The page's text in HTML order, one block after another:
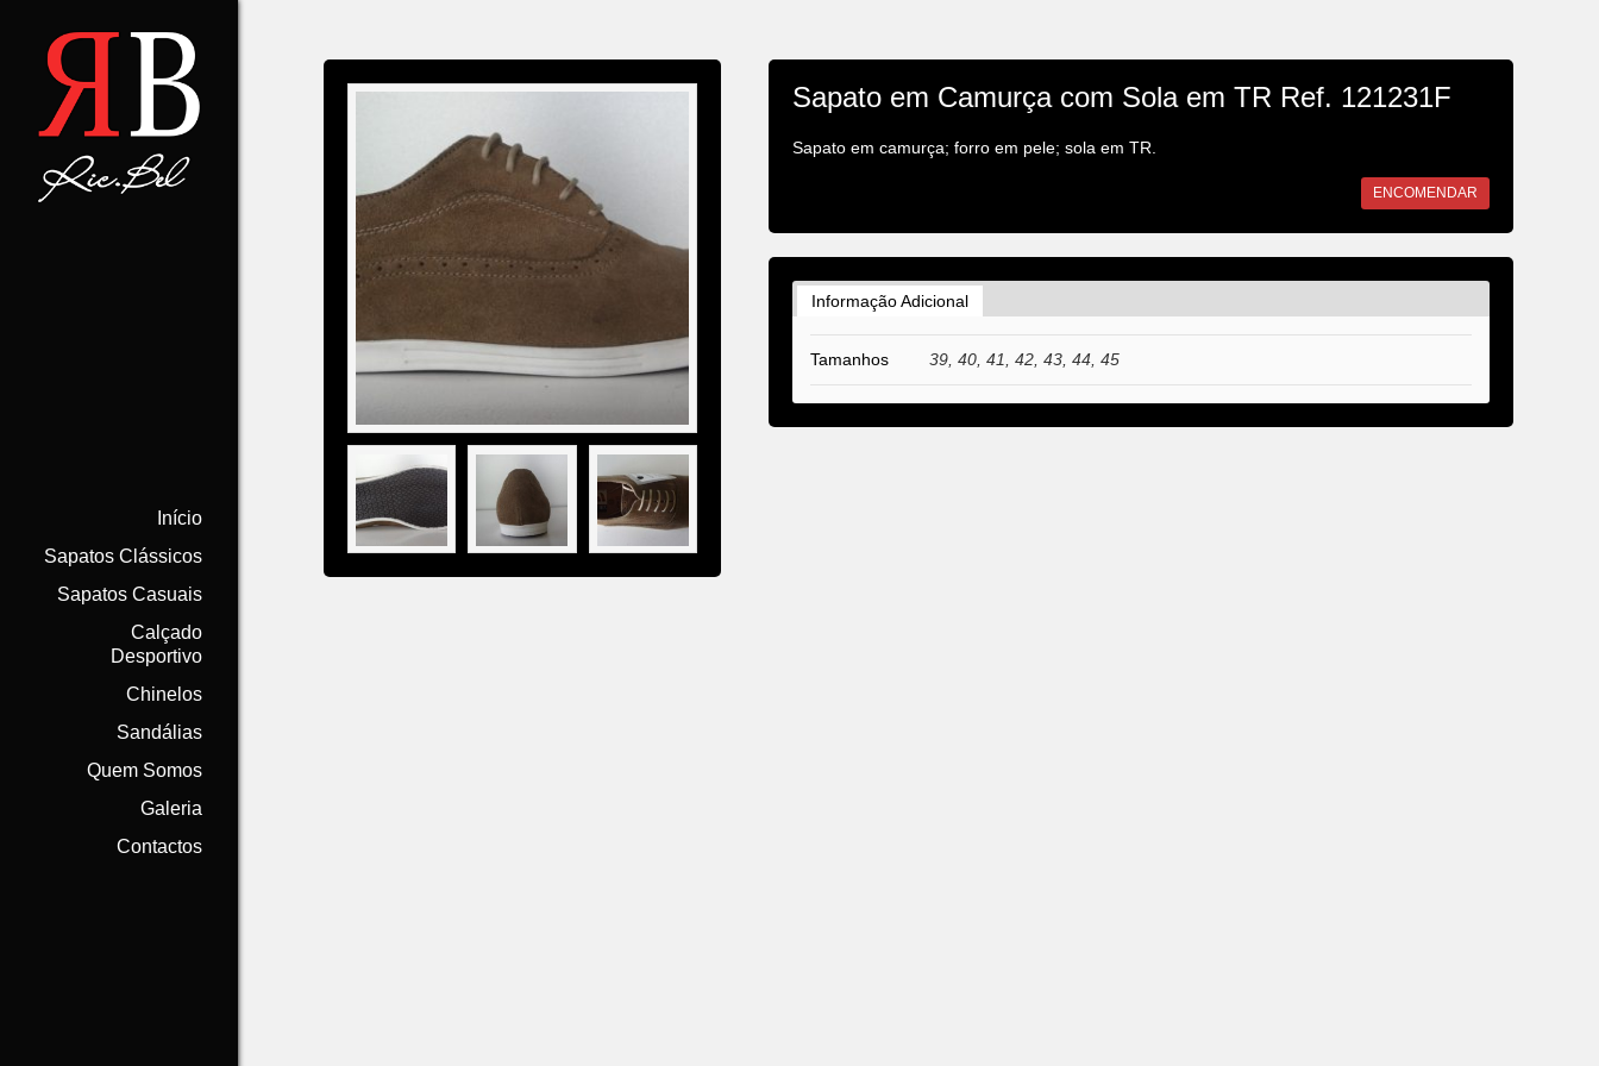
Início
Sapatos Clássicos
Sapatos Casuais
Calçado
Desportivo
Chinelos
Sandálias
Quem Somos
Galeria
Contactos
Sapato em Camurça com Sola em TR Ref. 121231F
Sapato em camurça; forro em pele; sola em TR.
ENCOMENDAR
Informação Adicional
Tamanhos 39, 40, 41, 42, 43, 44, 45